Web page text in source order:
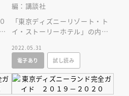
編：講談社
「東京ディズニーリゾート・ト
イ・ストーリーホテル」の内容
ートの最新情報をいち早く紹介
いたします！
2022.05.31
電子あり
試し読み